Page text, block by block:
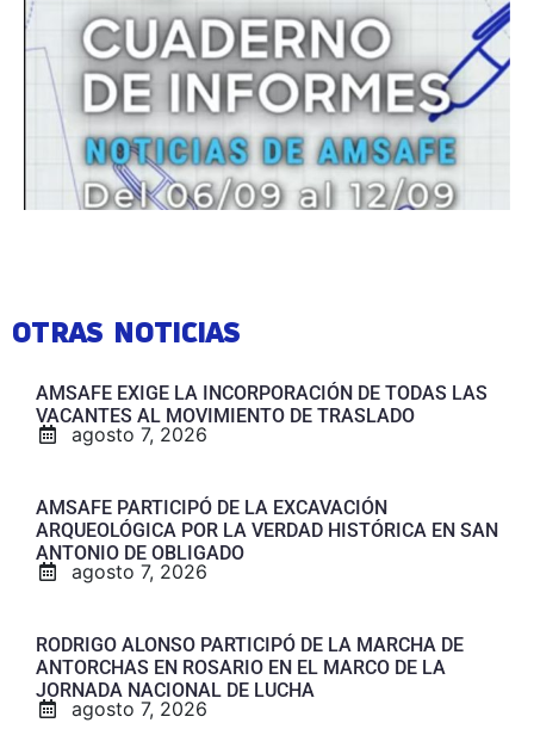
OTRAS NOTICIAS
AMSAFE EXIGE LA INCORPORACIÓN DE TODAS LAS
VACANTES AL MOVIMIENTO DE TRASLADO
agosto 7, 2026
AMSAFE PARTICIPÓ DE LA EXCAVACIÓN
ARQUEOLÓGICA POR LA VERDAD HISTÓRICA EN SAN
ANTONIO DE OBLIGADO
agosto 7, 2026
RODRIGO ALONSO PARTICIPÓ DE LA MARCHA DE
ANTORCHAS EN ROSARIO EN EL MARCO DE LA
JORNADA NACIONAL DE LUCHA
agosto 7, 2026